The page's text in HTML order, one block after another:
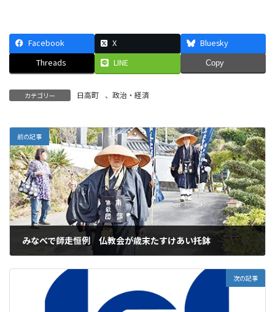
Facebook X
Bluesky
Threads
LINE Copy
カテゴリー 日高町 、 政治・経済
前の記事
みなべで師走恒例 仏教会が歳末たすけあい托鉢
次の記事